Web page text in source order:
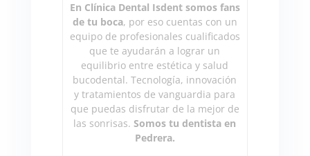
En Clínica Dental Isdent somos fans
de tu boca, por eso cuentas con un
equipo de profesionales cualificados
que te ayudarán a lograr un
equilibrio entre estética y salud
bucodental. Tecnología, innovación
y tratamientos de vanguardia para
que puedas disfrutar de la mejor de
las sonrisas.Somos tu dentista en
Pedrera.